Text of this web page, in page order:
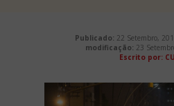
Publicado: 22 Setembro,
modificação: 23
Escrito por: